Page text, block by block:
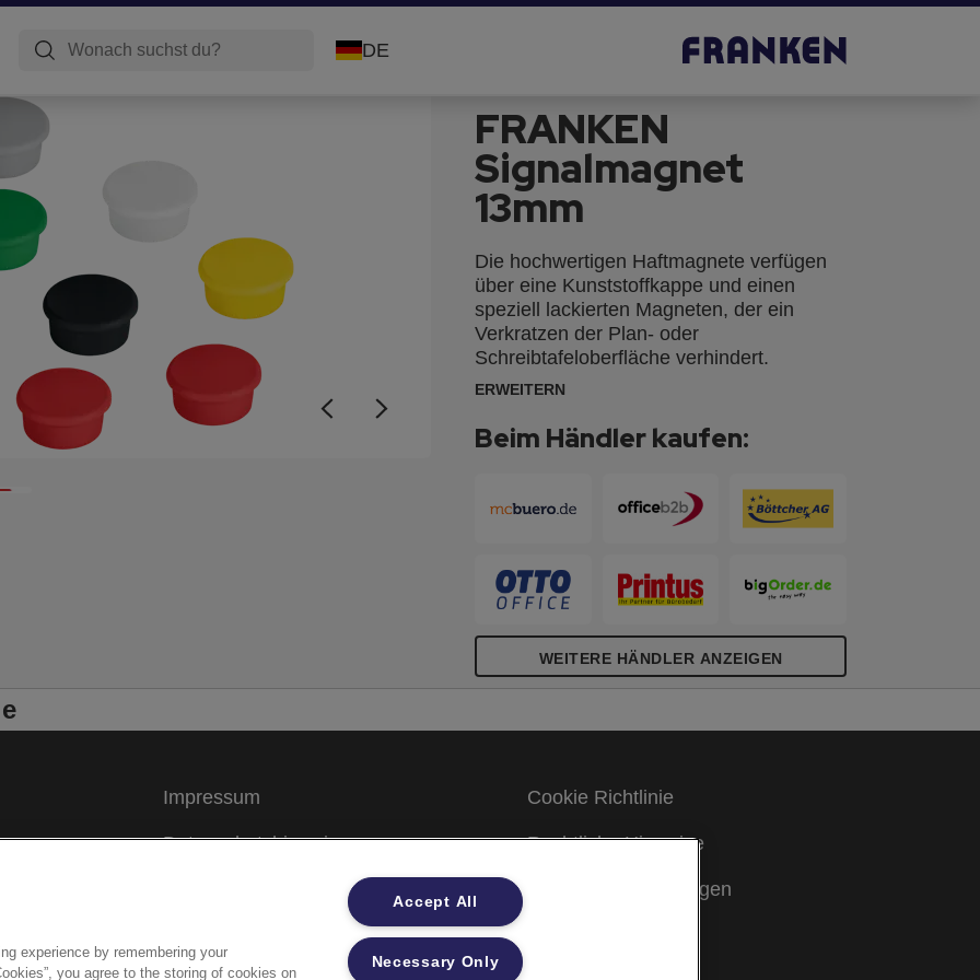
DE
FRANKEN
Signalmagnet
13mm
Die hochwertigen Haftmagnete verfügen
über eine Kunststoffkappe und einen
speziell lackierten Magneten, der ein
Verkratzen der Plan- oder
Schreibtafeloberfläche verhindert.
ERWEITERN
Beim Händler kaufen:
WEITERE HÄNDLER ANZEIGEN
Impressum
Datenschutzhinweise
Datenzugriffsberechtigung
Sicherheitsdatenblätter
Cookie Richtlinie
Rechtliche Hinweise
Garantiebestimmungen
experience by remembering your
you agree to the storing of cookies on
Accept All
Necessary Only